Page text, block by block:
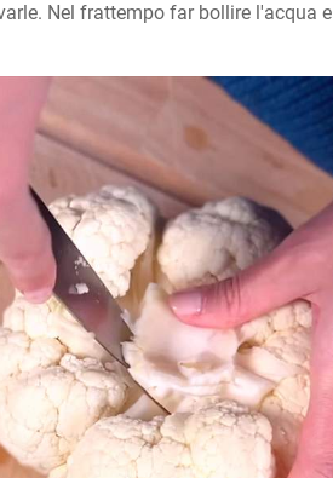
Nel frattempo far bollire l'acqua e